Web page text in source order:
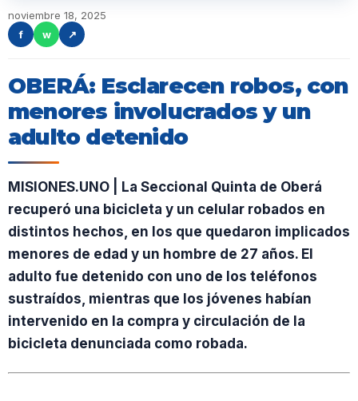
noviembre 18, 2025
f
w ↗
OBERÁ: Esclarecen robos, con
menores involucrados y un
adulto detenido
MISIONES.UNO | La Seccional Quinta de Oberá
recuperó una bicicleta y un celular robados en
distintos hechos, en los que quedaron implicados
menores de edad y un hombre de 27 años. El
adulto fue detenido con uno de los teléfonos
sustraídos, mientras que los jóvenes habían
intervenido en la compra y circulación de la
bicicleta denunciada como robada.